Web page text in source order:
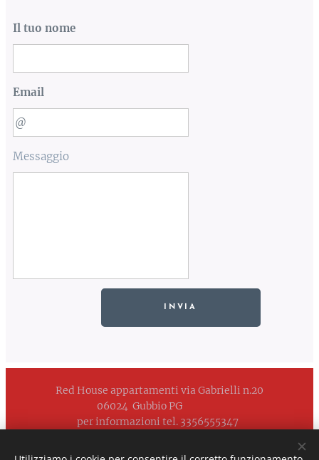
Il tuo nome
Email
Messaggio
INVIA
Red House appartamenti via Gabrielli n.20
06024 Gubbio PG
per informazioni tel. 3356555347